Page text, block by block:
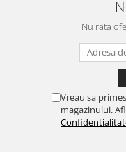
Nu rata
Vreau sa
magazinului.